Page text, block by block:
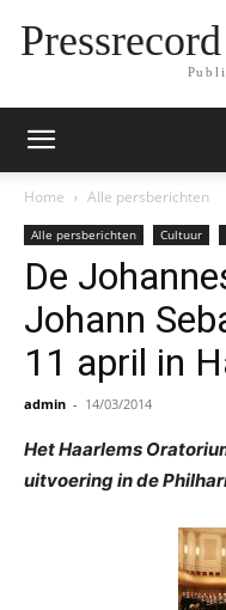
Home Alle persberichten
Alle persberichten Cultuur
De
Johann
11 april in
admin - 14/03/2014
Het Haarlems
uitvoering in de